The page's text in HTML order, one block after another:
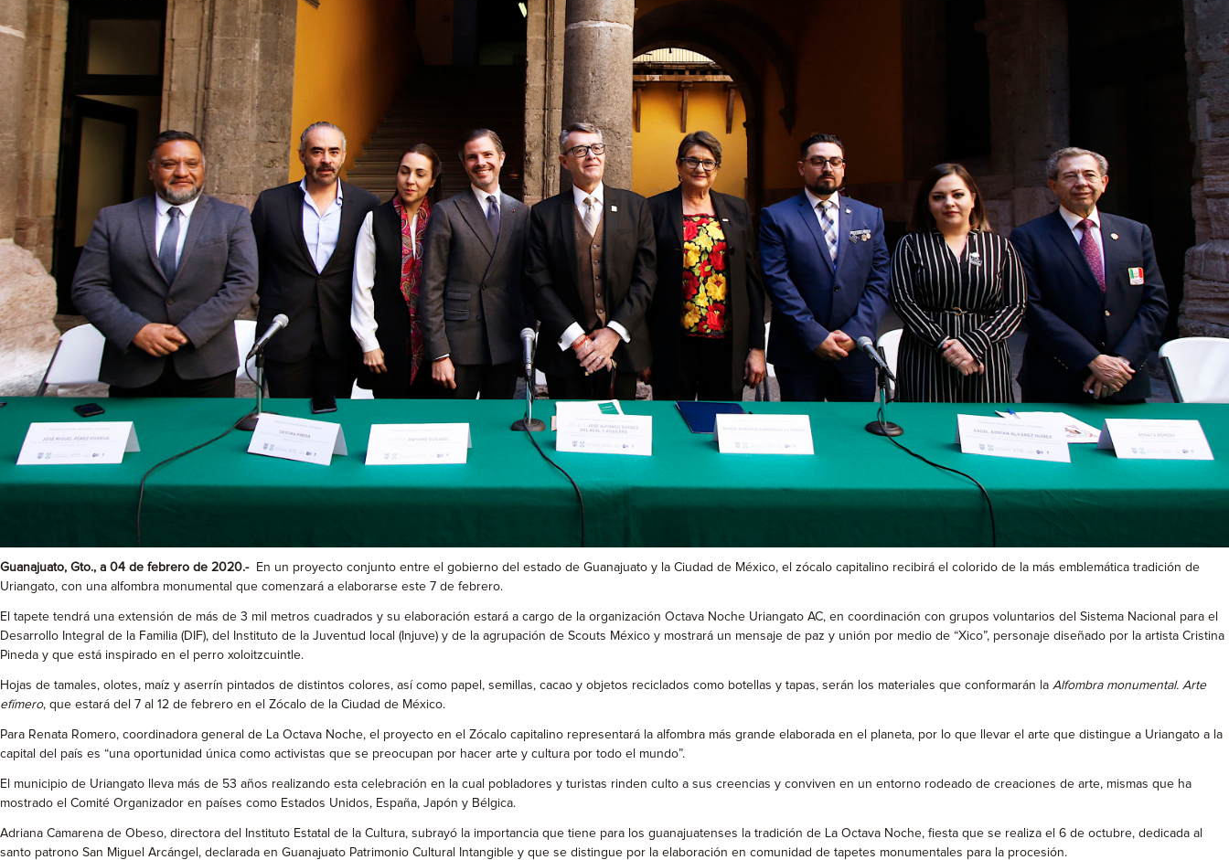
Guanajuato, Gto., a 04 de febrero de 2020.-En un proyecto conjunto entre el gobierno del estado de Guanajuato y la Ciudad de México, el zócalo capitalino recibirá el colorido de la más emblemática tradición de
Uriangato, con una alfombra monumental que comenzará a elaborarse este 7 de febrero.
El tapete tendrá una extensión de más de 3 mil metros cuadrados y su elaboración estará a cargo de la organización Octava Noche Uriangato AC, en coordinación con grupos voluntarios del Sistema Nacional para el
Desarrollo Integral de la Familia (DIF), del Instituto de la Juventud local (Injuve) y de la agrupación de Scouts México y mostrará un mensaje de paz y unión por medio de “Xico”, personaje diseñado por la artista Cristina
Pineda y que está inspirado en el perro xoloitzcuintle.
Hojas de tamales, olotes, maíz y aserrín pintados de distintos colores, así como papel, semillas, cacao y objetos reciclados como botellas y tapas, serán los materiales que conformarán la Alfombra monumental. Arte
efímero, que estará del 7 al 12 de febrero en el Zócalo de la Ciudad de México.
Para Renata Romero, coordinadora general de La Octava Noche, el proyecto en el Zócalo capitalino representará la alfombra más grande elaborada en el planeta, por lo que llevar el arte que distingue a Uriangato a la
capital del país es “una oportunidad única como activistas que se preocupan por hacer arte y cultura por todo el mundo”.
El municipio de Uriangato lleva más de 53 años realizando esta celebración en la cual pobladores y turistas rinden culto a sus creencias y conviven en un entorno rodeado de creaciones de arte, mismas que ha
mostrado el Comité Organizador en países como Estados Unidos, España, Japón y Bélgica.
Adriana Camarena de Obeso, directora del Instituto Estatal de la Cultura, subrayó la importancia que tiene para los guanajuatenses la tradición de La Octava Noche, fiesta que se realiza el 6 de octubre, dedicada al
santo patrono San Miguel Arcángel, declarada en Guanajuato Patrimonio Cultural Intangible y que se distingue por la elaboración en comunidad de tapetes monumentales para la procesión.